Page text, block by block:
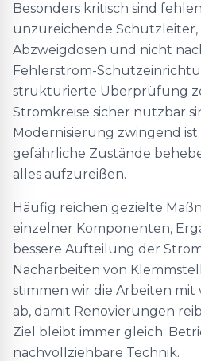
Besonders kritisch sind
unzureichende
Abzweigdosen und nicht
Fehlerstrom-
strukturierte Überprüfung
Stromkreise sicher nutzbar
Modernisierung zwingend ist.
gefährliche Zustände
alles aufzureißen.
Häufig reichen gezielte
einzelner Komponenten,
bessere Aufteilung der
Nacharbeiten von
stimmen wir die Arbeiten
ab, damit Renovierungen
Ziel bleibt immer gleich:
nachvollziehbare Technik.